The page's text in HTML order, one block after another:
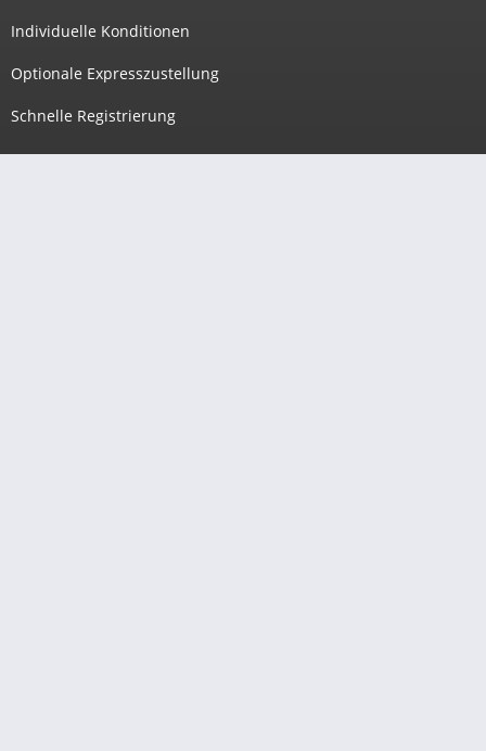
Individuelle Konditionen
Optionale Expresszustellung
Schnelle Registrierung